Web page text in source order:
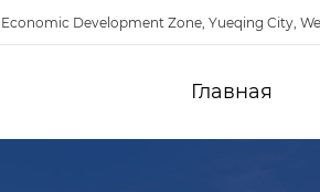
Economic Development Zone, Yueqing City,
Главная